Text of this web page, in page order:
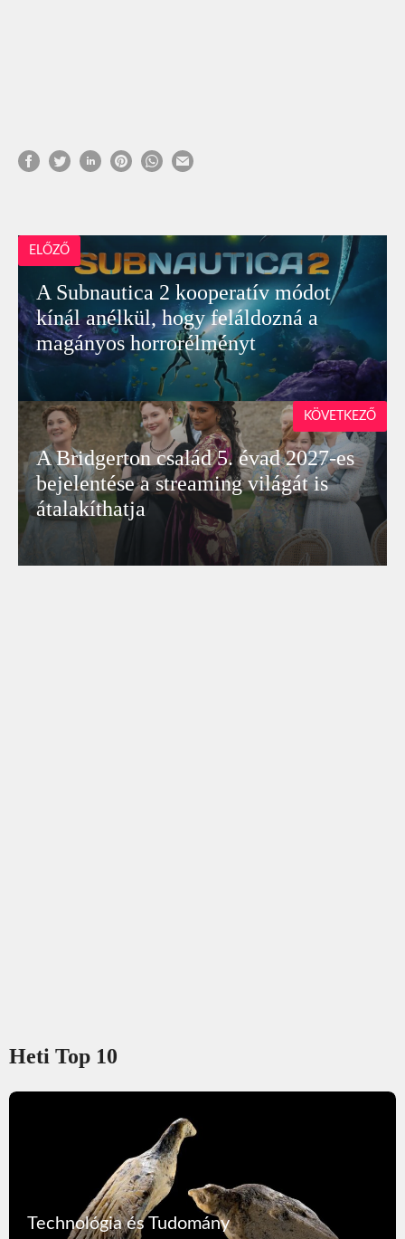
ELŐZŐ
A Subnautica 2 kooperatív módot
kínál anélkül, hogy feláldozná a
magányos horrorélményt
A Bridgerton család 5. évad 2027-es
bejelentése a streaming világát is
átalakíthatja
KÖVETKEZŐ
Heti Top 10
Technológia és Tudomány